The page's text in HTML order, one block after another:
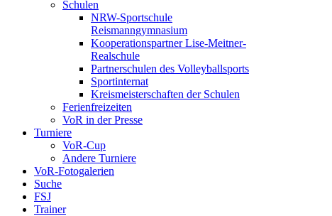
Schulen
NRW-Sportschule
Reismanngymnasium
Kooperationspartner Lise-Meitner-
Realschule
Partnerschulen des Volleyballsports
Sportinternat
Kreismeisterschaften der Schulen
Ferienfreizeiten
VoR in der Presse
Turniere
VoR-Cup
Andere Turniere
VoR-Fotogalerien
Suche
FSJ
Trainer